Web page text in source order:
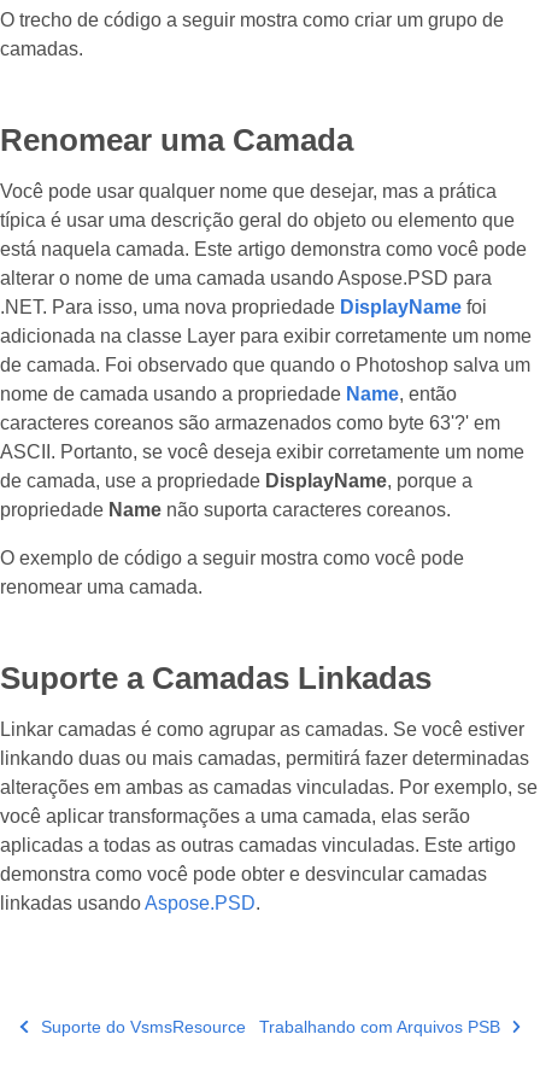
O trecho de código a seguir mostra como criar um grupo de
camadas.
Renomear uma Camada
Você pode usar qualquer nome que desejar, mas a prática
típica é usar uma descrição geral do objeto ou elemento que
está naquela camada. Este artigo demonstra como você pode
alterar o nome de uma camada usando Aspose.PSD para
.NET. Para isso, uma nova propriedade DisplayName foi
adicionada na classe Layer para exibir corretamente um nome
de camada. Foi observado que quando o Photoshop salva um
nome de camada usando a propriedade Name, então
caracteres coreanos são armazenados como byte 63'?' em
ASCII. Portanto, se você deseja exibir corretamente um nome
de camada, use a propriedade DisplayName, porque a
propriedade Name não suporta caracteres coreanos.
O exemplo de código a seguir mostra como você pode
renomear uma camada.
Suporte a Camadas Linkadas
Linkar camadas é como agrupar as camadas. Se você estiver
linkando duas ou mais camadas, permitirá fazer determinadas
alterações em ambas as camadas vinculadas. Por exemplo, se
você aplicar transformações a uma camada, elas serão
aplicadas a todas as outras camadas vinculadas. Este artigo
demonstra como você pode obter e desvincular camadas
linkadas usandoAspose.PSD.
Suporte do VsmsResource Trabalhando com Arquivos PSB